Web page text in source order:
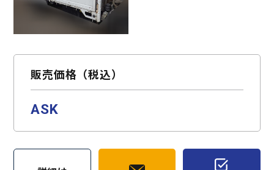
販売価格（税込）
ASK